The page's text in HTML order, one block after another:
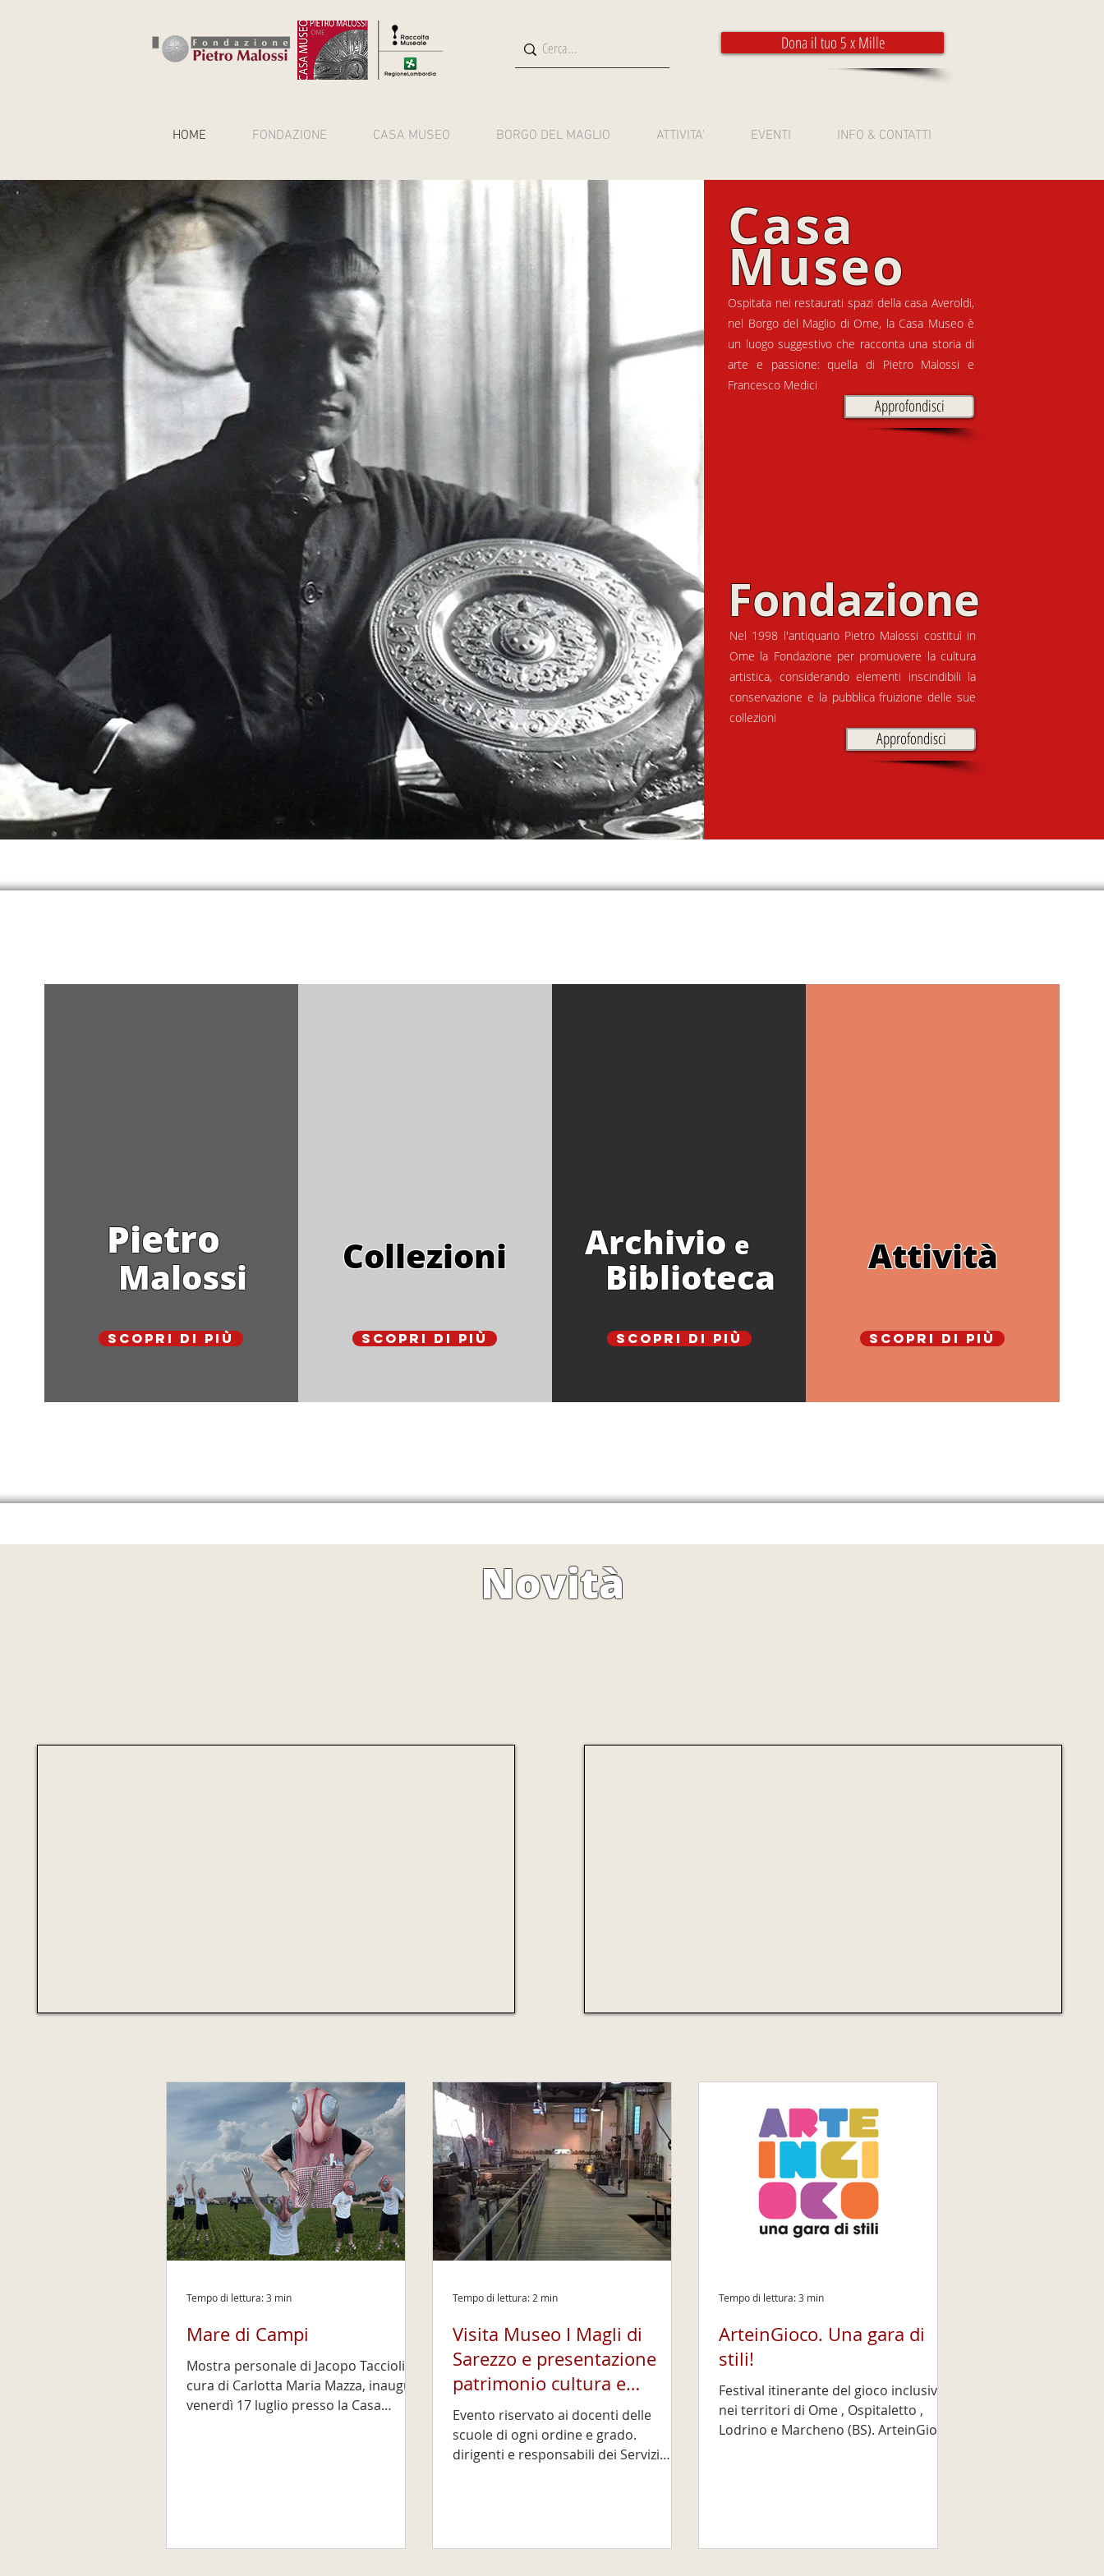
Dona il tuo 5 x Mille
HOME FONDAZIONE CASA MUSEO BORGO DEL MAGLIO ATTIVITA' EVENTI INFO & CONTATTI
Casa
Museo
Ospitata nei restaurati spazi della casa Averoldi,
nel Borgo del Maglio di Ome, la Casa Museo è
un luogo suggestivo che racconta una storia di
arte e passione: quella di Pietro Malossi e
Francesco Medici
Approfondisci
Fondazione
Nel 1998 l'antiquario Pietro Malossi costituì in
Ome la Fondazione per promuovere la cultura
artistica, considerando elementi inscindibili la
conservazione e la pubblica fruizione delle sue
collezioni
Approfondisci
Malossi
Pietro
Scopri di più
Collezioni
Scopri di più
Archivio e
Biblioteca
Scopri di più
Attività
Scopri di più
Novità
Mare di Campi
Mostra personale di Jacopo Taccioli, a
cura di Carlotta Maria Mazza, inaugura
venerdì 17 luglio presso la Casa
Tempo di lettura: 3 min
Visita Museo I Magli di
Sarezzo e presentazione
patrimonio cultura e
didattico della Valle Trompia
Evento riservato ai docenti delle
scuole di ogni ordine e grado.
dirigenti e responsabili dei Servizi
Valle Trompia , in collaborazione con il
Tempo di lettura: 2 min
ArteinGioco. Una gara di
stili!
Festival itinerante del gioco inclusivo
nei territori di Ome , Ospitaletto ,
Lodrino e Marcheno (BS). ArteinGioco.
contesto che precede i Giochi Olimpici
Tempo di lettura: 3 min